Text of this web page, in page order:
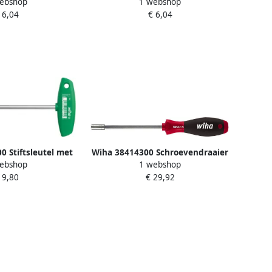
zeskant
hoogglans
dwarsgreep zeskant hoogglans
vernikkeld 10.0 mm x 138 mm
€ 6,04
Stiftsleutel met
TORX mat
x 132 mm 01340
Wiha 38414300 Schroevendraaier
met bithouder SoftFinish
magnetisch 1 4" 300 mm 01476
1 webshop
€ 29,92